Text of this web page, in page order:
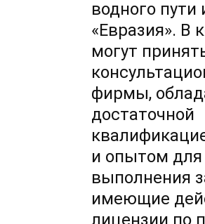
водного пути
«Евразия». В
могут
фирмы,
достаточной
и опытом для
выполнения
имеющие